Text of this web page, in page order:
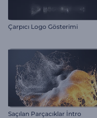
Çarpıcı Logo Gösterimi
Saçılan Parçacıklar İntro